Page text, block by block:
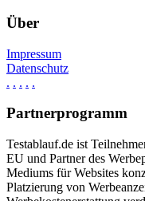
Über
Impressum
Datenschutz
. . . . .
Partnerprogramm
Testablauf.de ist
EU und Partner des
Mediums für Websites
Platzierung von